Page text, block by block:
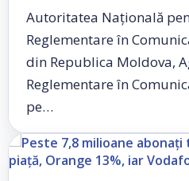
Autoritatea Națională
Reglementare în
din Republica Moldova,
Reglementare în
pe…